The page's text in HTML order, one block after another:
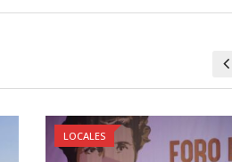
LOCALES